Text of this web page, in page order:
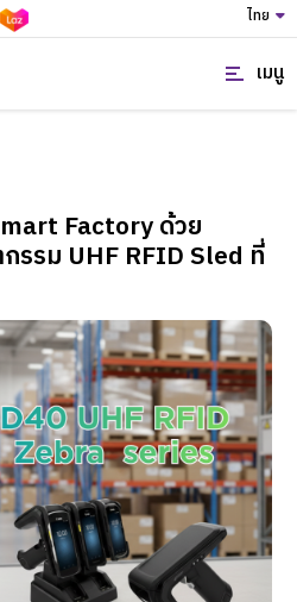
ไทย
เมนู
Factory ด้วย
รรม UHF RFID Sled ที่